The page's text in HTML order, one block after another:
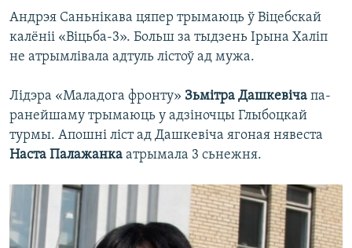
Андрэя Саньнікава цяпер трымаюць ў Віцебскай
калёніі «Віцьба-3». Больш за тыдзень Ірына Халіп
не атрымлівала адтуль лістоў ад мужа.
Лідэра «Маладога фронту» Зьмітра Дашкевіча па-
ранейшаму трымаюць у адзіночцы Глыбоцкай
турмы. Апошні ліст ад Дашкевіча ягоная нявеста
Наста Палажанка атрымала 3 сьнежня.